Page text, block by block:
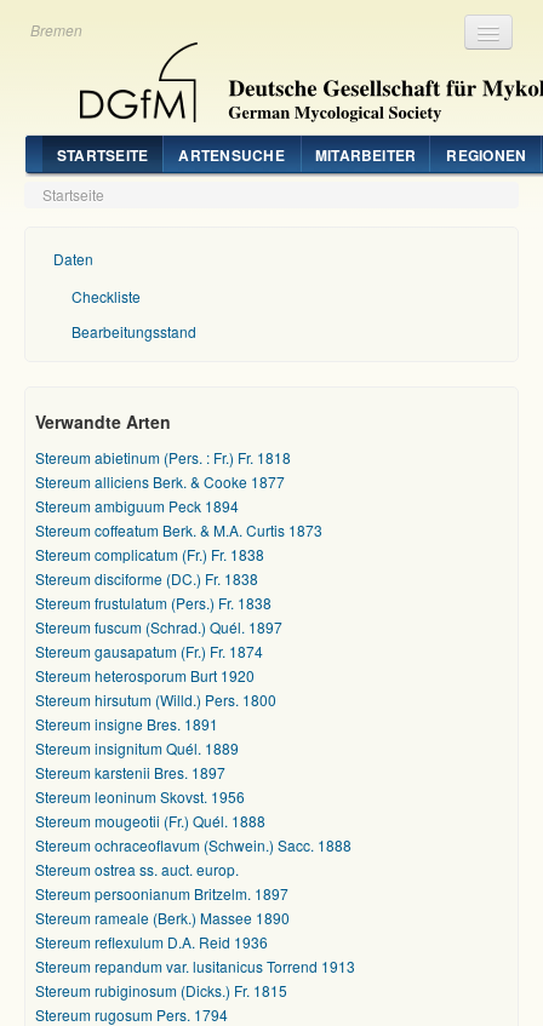
Bremen
STARTSEITE ARTENSUCHE MITARBEITER REGIONEN
Startseite
Daten
Checkliste
Bearbeitungsstand
Verwandte Arten
Stereum abietinum (Pers. : Fr.) Fr. 1818
Stereum alliciens Berk. & Cooke 1877
Stereum ambiguum Peck 1894
Stereum coffeatum Berk. & M.A. Curtis 1873
Stereum complicatum (Fr.) Fr. 1838
Stereum disciforme (DC.) Fr. 1838
Stereum frustulatum (Pers.) Fr. 1838
Stereum fuscum (Schrad.) Quél. 1897
Stereum gausapatum (Fr.) Fr. 1874
Stereum heterosporum Burt 1920
Stereum hirsutum (Willd.) Pers. 1800
Stereum insigne Bres. 1891
Stereum insignitum Quél. 1889
Stereum karstenii Bres. 1897
Stereum leoninum Skovst. 1956
Stereum mougeotii (Fr.) Quél. 1888
Stereum ochraceoflavum (Schwein.) Sacc. 1888
Stereum ostrea ss. auct. europ.
Stereum persoonianum Britzelm. 1897
Stereum rameale (Berk.) Massee 1890
Stereum reflexulum D.A. Reid 1936
Stereum repandum var. lusitanicus Torrend 1913
Stereum rubiginosum (Dicks.) Fr. 1815
Stereum rugosum Pers. 1794